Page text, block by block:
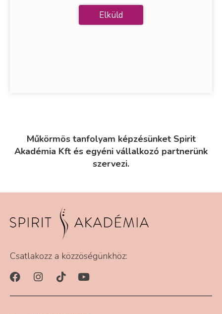
Műkörmös tanfolyam képzésünket Spirit
Akadémia Kft és egyéni vállalkozó partnerünk
szervezi.
Csatlakozz a közzöségünkhöz: